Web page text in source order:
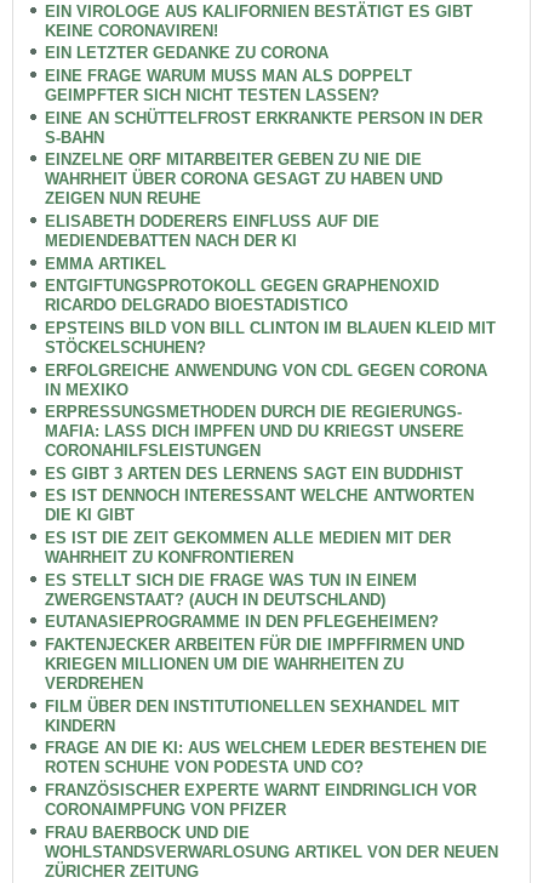
EIN VIROLOGE AUS KALIFORNIEN BESTÄTIGT ES GIBT
KEINE CORONAVIREN!
EIN LETZTER GEDANKE ZU CORONA
EINE FRAGE WARUM MUSS MAN ALS DOPPELT
GEIMPFTER SICH NICHT TESTEN LASSEN?
EINE AN SCHÜTTELFROST ERKRANKTE PERSON IN DER
S-BAHN
EINZELNE ORF MITARBEITER GEBEN ZU NIE DIE
WAHRHEIT ÜBER CORONA GESAGT ZU HABEN UND
ZEIGEN NUN REUHE
ELISABETH DODERERS EINFLUSS AUF DIE
MEDIENDEBATTEN NACH DER KI
EMMA ARTIKEL
ENTGIFTUNGSPROTOKOLL GEGEN GRAPHENOXID
RICARDO DELGRADO BIOESTADISTICO
EPSTEINS BILD VON BILL CLINTON IM BLAUEN KLEID MIT
STÖCKELSCHUHEN?
ERFOLGREICHE ANWENDUNG VON CDL GEGEN CORONA
IN MEXIKO
ERPRESSUNGSMETHODEN DURCH DIE REGIERUNGS-
MAFIA: LASS DICH IMPFEN UND DU KRIEGST UNSERE
CORONAHILFSLEISTUNGEN
ES GIBT 3 ARTEN DES LERNENS SAGT EIN BUDDHIST
ES IST DENNOCH INTERESSANT WELCHE ANTWORTEN
DIE KI GIBT
ES IST DIE ZEIT GEKOMMEN ALLE MEDIEN MIT DER
WAHRHEIT ZU KONFRONTIEREN
ES STELLT SICH DIE FRAGE WAS TUN IN EINEM
ZWERGENSTAAT? (AUCH IN DEUTSCHLAND)
EUTANASIEPROGRAMME IN DEN PFLEGEHEIMEN?
FAKTENJECKER ARBEITEN FÜR DIE IMPFFIRMEN UND
KRIEGEN MILLIONEN UM DIE WAHRHEITEN ZU
VERDREHEN
FILM ÜBER DEN INSTITUTIONELLEN SEXHANDEL MIT
KINDERN
FRAGE AN DIE KI: AUS WELCHEM LEDER BESTEHEN DIE
ROTEN SCHUHE VON PODESTA UND CO?
FRANZÖSISCHER EXPERTE WARNT EINDRINGLICH VOR
CORONAIMPFUNG VON PFIZER
FRAU BAERBOCK UND DIE
WOHLSTANDSVERWARLOSUNG ARTIKEL VON DER NEUEN
ZÜRICHER ZEITUNG